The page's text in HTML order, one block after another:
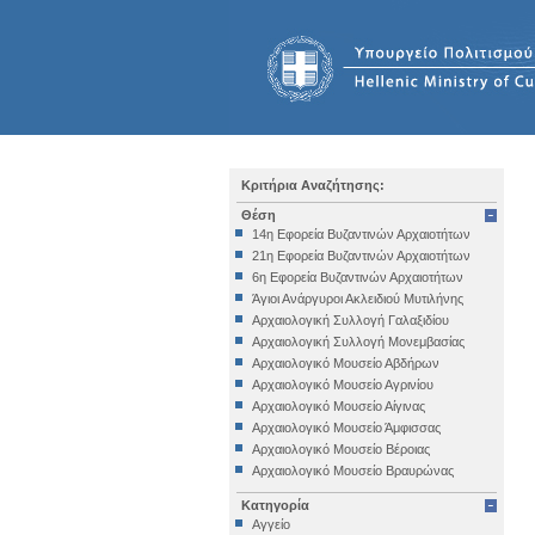
Κριτήρια Αναζήτησης:
Θέση
14η Εφορεία Βυζαντινών Αρχαιοτήτων
21η Εφορεία Βυζαντινών Αρχαιοτήτων
6η Εφορεία Βυζαντινών Αρχαιοτήτων
Άγιοι Ανάργυροι Ακλειδιού Μυτιλήνης
Αρχαιολογική Συλλογή Γαλαξιδίου
Αρχαιολογική Συλλογή Μονεμβασίας
Αρχαιολογικό Μουσείο Αβδήρων
Αρχαιολογικό Μουσείο Αγρινίου
Αρχαιολογικό Μουσείο Αίγινας
Αρχαιολογικό Μουσείο Άμφισσας
Αρχαιολογικό Μουσείο Βέροιας
Αρχαιολογικό Μουσείο Βραυρώνας
Αρχαιολογικό Μουσείο Δελφών
Αρχαιολογικό Μουσείο Ηγουμενίτσας
Κατηγορία
Αγγείο